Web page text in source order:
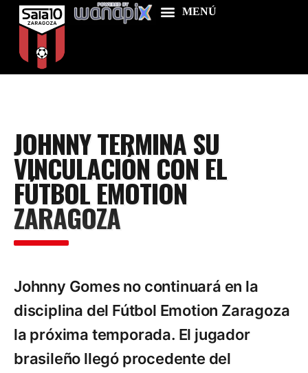
Food & Drink
Features
News
Contacts
JOHNNY TERMINA SU
VINCULACIÓN CON EL
FÚTBOL EMOTION
ZARAGOZA
Johnny Gomes no continuará en la
disciplina del Fútbol Emotion Zaragoza
la próxima temporada. El jugador
brasileño llegó procedente del